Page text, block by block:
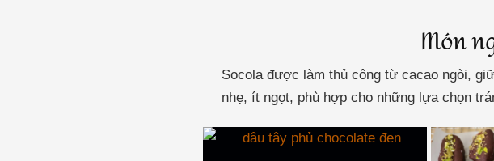
Món
Socola được làm thủ công từ cacao ngòi,
nhẹ, ít ngọt, phù hợp cho những lựa chọn